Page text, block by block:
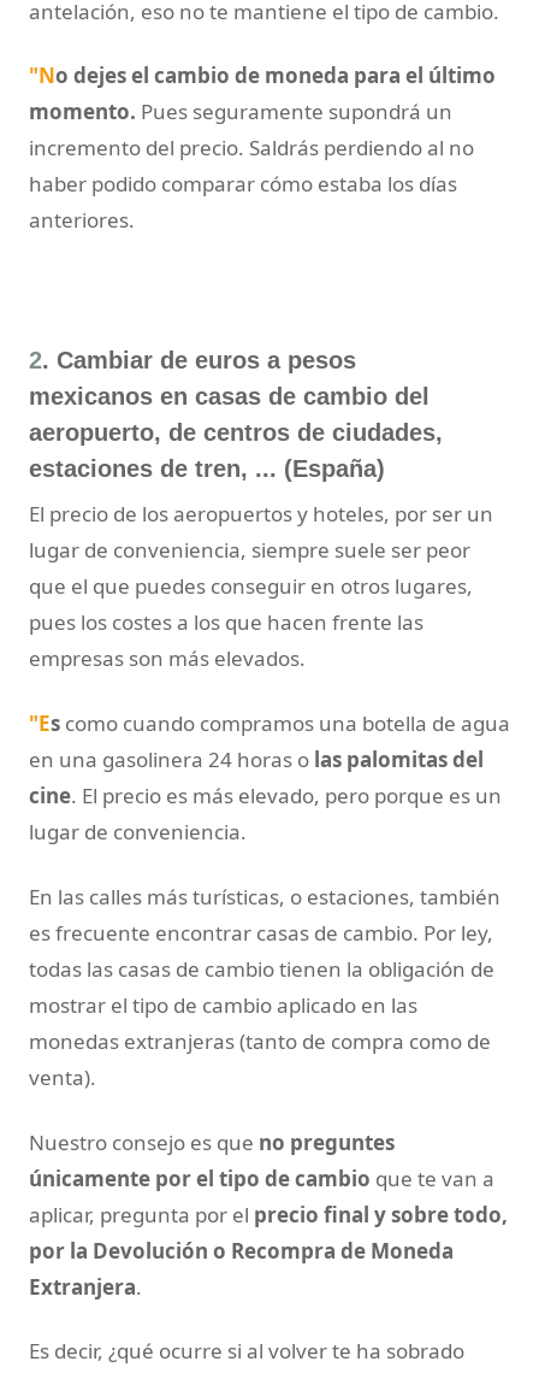
antelación, eso no te mantiene el tipo de cambio.
"No dejes el cambio de moneda para el último
momento. Pues seguramente supondrá un
incremento del precio. Saldrás perdiendo al no
haber podido comparar cómo estaba los días
anteriores.
2. Cambiar de euros a pesos
mexicanos en casas de cambio del
aeropuerto, de centros de ciudades,
estaciones de tren, ... (España)
El precio de los aeropuertos y hoteles, por ser un
lugar de conveniencia, siempre suele ser peor
que el que puedes conseguir en otros lugares,
pues los costes a los que hacen frente las
empresas son más elevados.
"Es como cuando compramos una botella de agua
en una gasolinera 24 horas o las palomitas del
cine. El precio es más elevado, pero porque es un
lugar de conveniencia.
En las calles más turísticas, o estaciones, también
es frecuente encontrar casas de cambio. Por ley,
todas las casas de cambio tienen la obligación de
mostrar el tipo de cambio aplicado en las
monedas extranjeras (tanto de compra como de
venta).
Nuestro consejo es que no preguntes
únicamente por el tipo de cambio que te van a
aplicar, pregunta por el precio final y sobre todo,
por la Devolución o Recompra de Moneda
Extranjera.
Es decir, ¿qué ocurre si al volver te ha sobrado